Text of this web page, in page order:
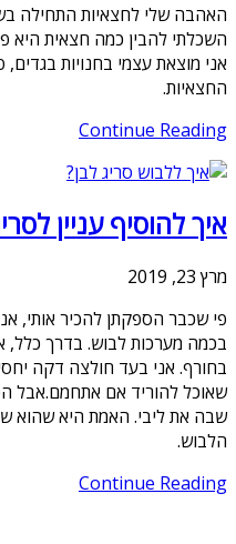
האהבה שלי לחצאיות התחילה
השכלתי להבין כמה חצאית היא
אני מוצאת עצמי בחנויות
החצאיות.
Continue Reading
איך להוסיף עניין
מרץ 23, 2019
פי שכבר הספקתן להכיר אותי,
בכמה מערכות לבוש. בדרך כלל,
בחורף. אני בעד חולצה דקה
שאוכל להוריד אם אתחמם.אבל
שבה את ליבי. האמת היא שהוא
הלבוש.
Continue Reading